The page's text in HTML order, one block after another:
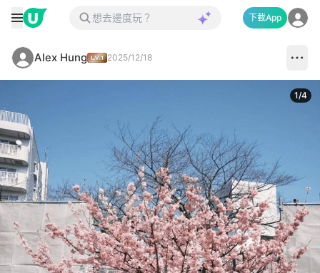
下載App
Alex Hung 2025/12/18
1/4